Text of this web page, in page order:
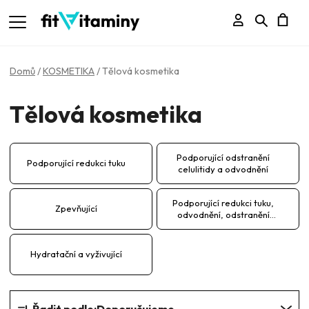
Přihlášení
Hledat
Domů/KOSMETIKA/Tělová kosmetika
Tělová kosmetika
Podporující redukci tuku
Podporující odstranění
celulitidy a odvodnění
Zpevňující
Podporující redukci tuku,
odvodnění, odstranění
Hydratační a vyživující
Ř